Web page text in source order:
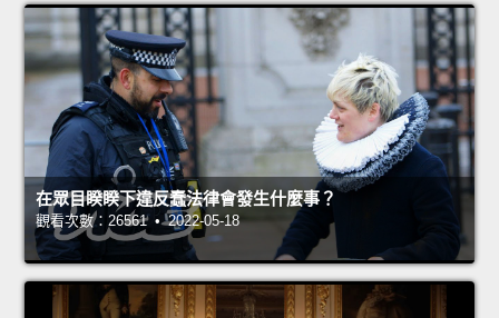
在眾目睽睽下違反蠢法律會發生什麼事？
觀看次數：26561 • 2022-05-18